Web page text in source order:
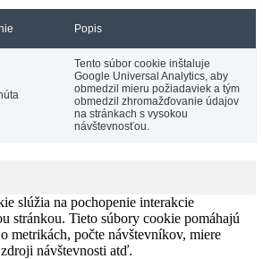
Popis
Tento súbor cookie inštaluje
Google Universal Analytics, aby
obmedzil mieru požiadaviek a tým
obmedzil zhromažďovanie údajov
na stránkach s vysokou
návštevnosťou.
slúžia na pochopenie interakcie
stránkou. Tieto súbory cookie pomáhajú
metrikách, počte návštevníkov, miere
návštevnosti atď.